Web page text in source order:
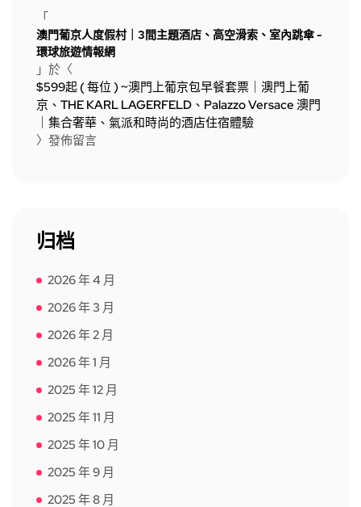
「
澳門葡京人度假村｜3間主題酒店、高空滑索、室內跳傘 -
環球旅遊情報網
」於〈
$599起 ( 每位 ) ~澳門上葡京包早餐套票｜澳門上葡
京、THE KARL LAGERFELD、Palazzo Versace 澳門
｜集合奢華、氣派和時尚的酒店住宿體驗
〉發佈留言
归档
2026 年 4 月
2026 年 3 月
2026 年 2 月
2026 年 1 月
2025 年 12 月
2025 年 11 月
2025 年 10 月
2025 年 9 月
2025 年 8 月